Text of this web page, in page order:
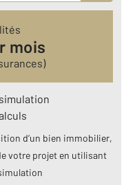
mois
d’un bien immobilier,
votre projet en utilisant